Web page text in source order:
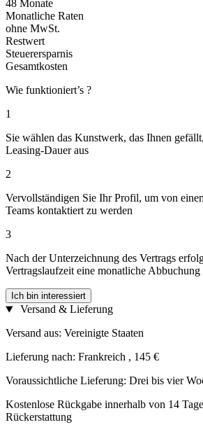
48 Monate
Monatliche Raten
ohne MwSt.
Restwert
Steuerersparnis
Gesamtkosten
Wie funktioniert’s ?
1
Sie wählen das Kunstwerk, das Ihnen
Leasing-Dauer aus
2
Vervollständigen Sie Ihr Profil, um von
Teams kontaktiert zu werden
3
Nach der Unterzeichnung des Vertrags
Vertragslaufzeit eine monatliche Abbuchung
Ich bin interessiert
Versand & Lieferung
Versand aus: Vereinigte Staaten
Lieferung nach: Frankreich , 145 €
Voraussichtliche Lieferung: Drei bis vier
Kostenlose Rückgabe innerhalb von 14
Rückerstattung